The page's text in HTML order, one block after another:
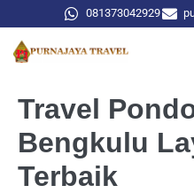
081373042929
Travel
Bengkulu
Terbaik